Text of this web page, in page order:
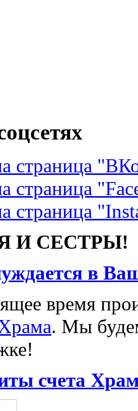
страница
страница
страница
И СЕСТРЫ!
в
время
. Мы
счета